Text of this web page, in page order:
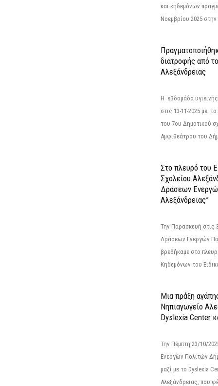
και κηδεμόνων
Νοεμβρίου 2025
διατροφής από
Αλεξάνδρειας
Η εβδομάδα
στις 13-11-2025 με
του 7ου Δημοτικού
Αμφιθεάτρου του
Στο πλευρό του
Σχολείου
Δράσεων
Αλεξάνδρειας”
Την Παρασκευή
Δράσεων Ενεργών
βρεθήκαμε στο
Κηδεμόνων του
Μια πράξη
Νηπιαγωγείο
Dyslexia Center
Την Πέμπτη 23/10/
Ενεργών Πολιτών
μαζί με το Dyslexia
Αλεξάνδρειας, που